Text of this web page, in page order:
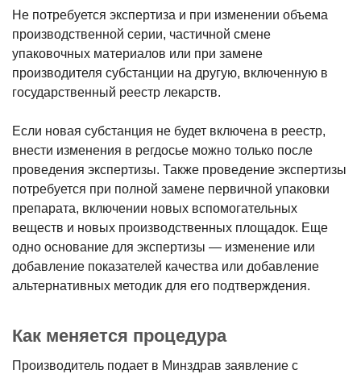
Не потребуется экспертиза и при изменении объема
производственной серии, частичной смене
упаковочных материалов или при замене
производителя субстанции на другую, включенную в
государственный реестр лекарств.
Если новая субстанция не будет включена в реестр,
внести изменения в регдосье можно только после
проведения экспертизы. Также проведение экспертизы
потребуется при полной замене первичной упаковки
препарата, включении новых вспомогательных
веществ и новых производственных площадок. Еще
одно основание для экспертизы ― изменение или
добавление показателей качества или добавление
альтернативных методик для его подтверждения.
Как меняется процедура
Производитель подает в Минздрав заявление с